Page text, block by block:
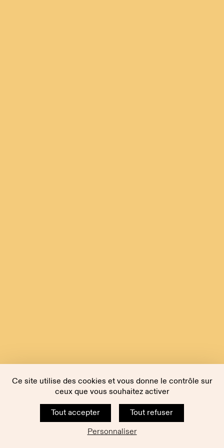
Ce site utilise des cookies et vous donne le contrôle sur
ceux que vous souhaitez activer
Tout accepter
Tout refuser
Personnaliser